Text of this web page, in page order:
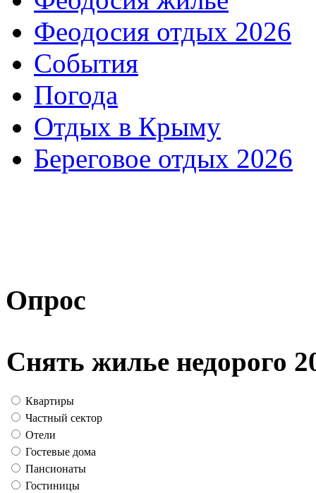
Феодосия отдых 2026
События
Погода
Отдых в Крыму
Береговое отдых 2026
Опрос
Снять жилье недорого
Квартиры
Частный сектор
Отели
Гостевые дома
Пансионаты
Гостиницы